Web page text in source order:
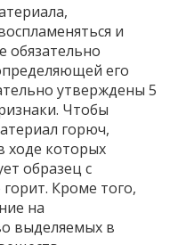
и
обязательно
его
утверждены 5
Чтобы
горюч,
ходе которых
образец с
Кроме того,
на
выделяемых в